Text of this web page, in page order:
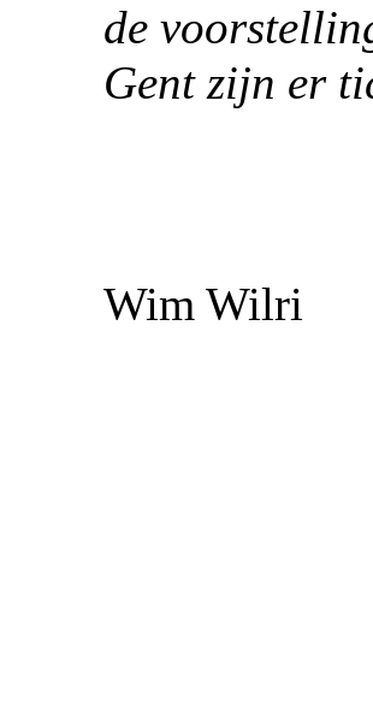
de
Gent zijn er
Wim Wilri